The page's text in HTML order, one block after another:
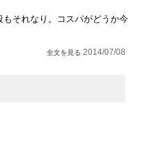
それなり。コスパがどうか今
2014/07/08